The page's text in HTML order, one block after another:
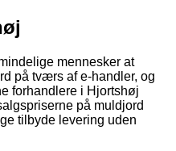
mennesker at
på tværs af e-handler, og
forhandlere i Hjortshøj
på muldjord
tilbyde levering uden